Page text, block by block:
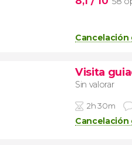
Visita
Sin valorar
2h 30m